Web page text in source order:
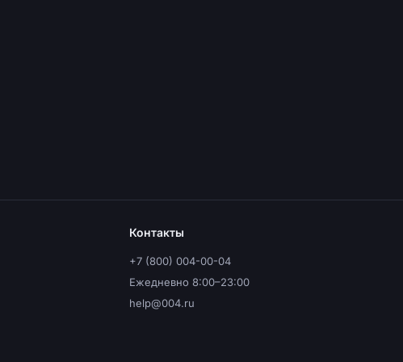
Контакты
+7 (800) 004-00-04
Ежедневно 8:00–23:00
help@004.ru